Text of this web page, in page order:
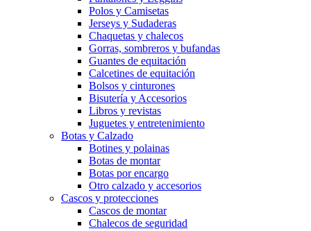
Polos y Camisetas
Jerseys y Sudaderas
Chaquetas y chalecos
Gorras, sombreros y bufandas
Guantes de equitación
Calcetines de equitación
Bolsos y cinturones
Bisutería y Accesorios
Libros y revistas
Juguetes y entretenimiento
Botas y Calzado
Botines y polainas
Botas de montar
Botas por encargo
Otro calzado y accesorios
Cascos y protecciones
Cascos de montar
Chalecos de seguridad